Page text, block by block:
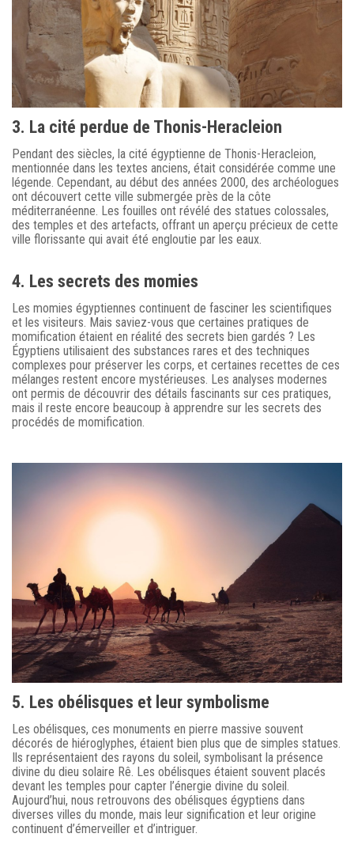
3. La cité perdue de Thonis-Heracleion
Pendant des siècles, la cité égyptienne de Thonis-Heracleion,
mentionnée dans les textes anciens, était considérée comme une
légende. Cependant, au début des années 2000, des archéologues
ont découvert cette ville submergée près de la côte
méditerranéenne. Les fouilles ont révélé des statues colossales,
des temples et des artefacts, offrant un aperçu précieux de cette
ville florissante qui avait été engloutie par les eaux.
4. Les secrets des momies
Les momies égyptiennes continuent de fasciner les scientifiques
et les visiteurs. Mais saviez-vous que certaines pratiques de
momification étaient en réalité des secrets bien gardés ? Les
Égyptiens utilisaient des substances rares et des techniques
complexes pour préserver les corps, et certaines recettes de ces
mélanges restent encore mystérieuses. Les analyses modernes
ont permis de découvrir des détails fascinants sur ces pratiques,
mais il reste encore beaucoup à apprendre sur les secrets des
procédés de momification.
5. Les obélisques et leur symbolisme
Les obélisques, ces monuments en pierre massive souvent
décorés de hiéroglyphes, étaient bien plus que de simples statues.
Ils représentaient des rayons du soleil, symbolisant la présence
divine du dieu solaire Rê. Les obélisques étaient souvent placés
devant les temples pour capter l’énergie divine du soleil.
Aujourd’hui, nous retrouvons des obélisques égyptiens dans
diverses villes du monde, mais leur signification et leur origine
continuent d’émerveiller et d’intriguer.